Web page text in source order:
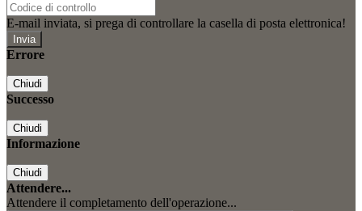
E-mail inviata, si prega di controllare la casella di posta elettronica!
Errore
Chiudi
Successo
Chiudi
Informazione
Chiudi
Attendere...
Attendere il completamento dell'operazione...